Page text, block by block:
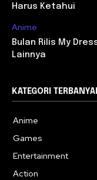
Harus Ketahui
Anime
Bulan Rilis My
Lainnya
KATEGORI
Anime
Games
Entertainment
Action